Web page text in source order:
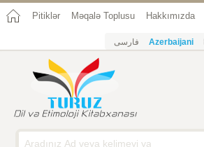
Pitiklər Məqalə Toplusu Hakkımızda
فارسی Azerbaijani